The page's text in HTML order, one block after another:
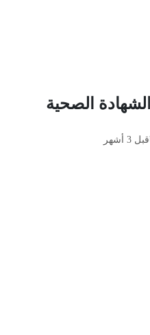
الصحية
قبل 3 أشهر